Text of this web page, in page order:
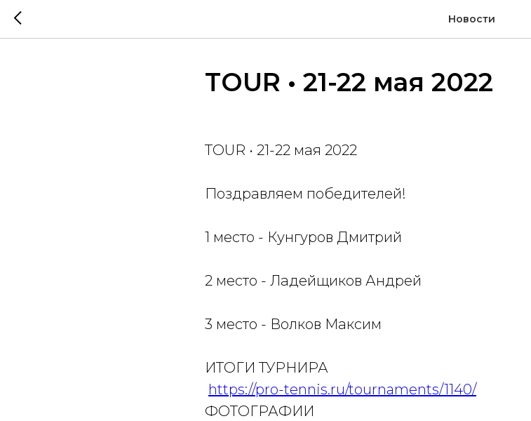
Новости
TOUR • 21-22 мая 2022
TOUR • 21-22 мая 2022
Поздравляем победителей!
1 место - Кунгуров Дмитрий
2 место - Ладейщиков Андрей
3 место - Волков Максим
ИТОГИ ТУРНИРА
https://pro-tennis.ru/tournaments/1140/
ФОТОГРАФИИ